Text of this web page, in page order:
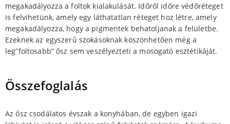
megakadályozza a foltok kialakulását. Időről időre védőréteget
is felvihetünk, amely egy láthatatlan réteget hoz létre, amely
megakadályozza, hogy a pigmentek behatoljanak a felületbe.
Ezeknek az egyszerű szokásoknak köszönhetően még a
leg”foltosabb” ősz sem veszélyezteti a mosogató esztétikáját.
Összefoglalás
Az ősz csodálatos évszak a konyhában, de egyben igazi